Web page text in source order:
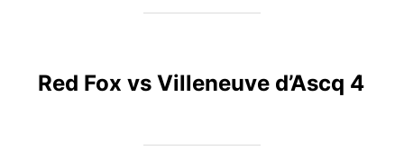
Red Fox vs Villeneuve d’Ascq 4